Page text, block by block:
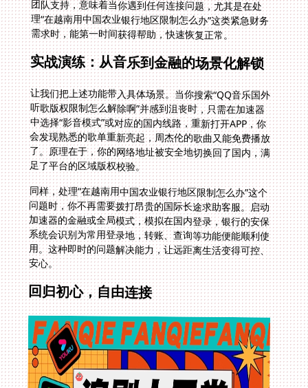
需求时，能第一时间获得帮助，快速恢复正常。
实战演练：从音乐到金融的场景化解锁
让我们把上述功能带入具体场景。当你搜索“QQ音乐国外
听歌版权限制怎么解除啊”并感到沮丧时，只需在加速器
中选择“影音模式”或对应的国内线路，重新打开APP，你
会发现熟悉的歌单重新亮起，周杰伦的歌曲又能免费播放
了。原理在于，你的网络地址被安全地切换回了国内，满
足了平台的区域版权校验。
同样，处理“在越南用中国农业银行地区限制怎么办”这个
问题时，你不再需要拨打昂贵的国际长途求助客服。启动
加速器的金融或全局模式，模拟在国内登录，银行的安保
系统会识别为常用登录地，转账、查询等功能便能顺利使
用。这种即时的问题解决能力，让远距离生活变得可控、
安心。
回归初心，自由连接